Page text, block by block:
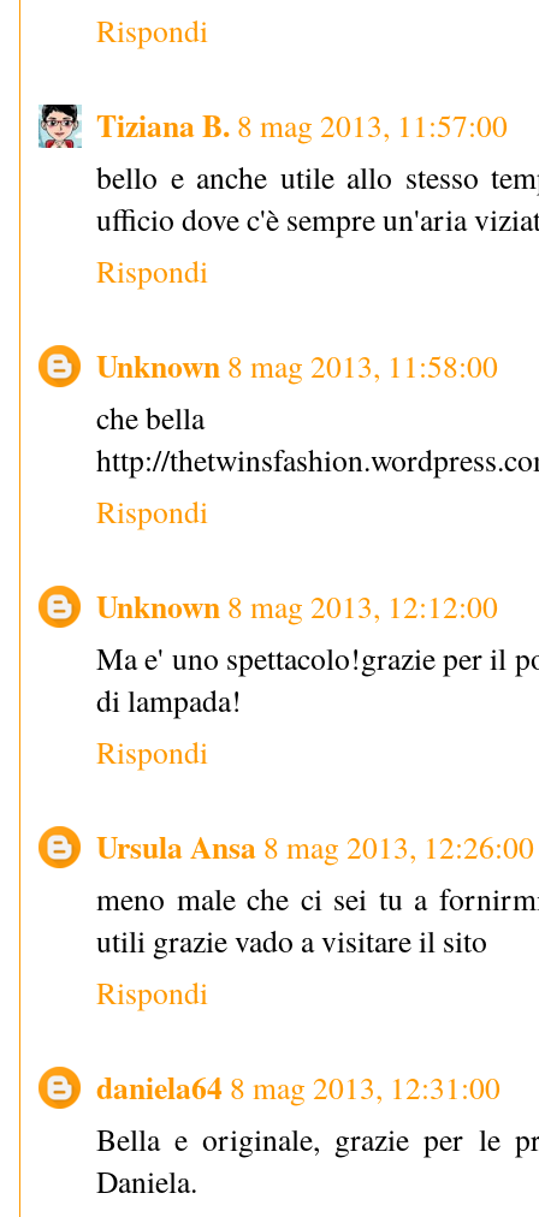
Rispondi
Tiziana B. 8 mag 2013, 11:57:00
bello e anche utile allo stesso
ufficio dove c'è sempre un'aria
Rispondi
Unknown 8 mag 2013, 11:58:00
che bella
http://
Rispondi
Unknown 8 mag 2013, 12:12:00
Ma e' uno spettacolo!grazie per il
di lampada!
Rispondi
Ursula Ansa 8 mag 2013, 12:26:00
meno male che ci sei tu a
utili grazie vado a visitare il sito
Rispondi
daniela64 8 mag 2013, 12:31:00
Bella e originale, grazie per le
Daniela.